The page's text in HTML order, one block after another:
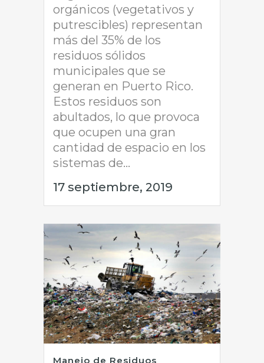
orgánicos (vegetativos y
putrescibles) representan
más del 35% de los
residuos sólidos
municipales que se
generan en Puerto Rico.
Estos residuos son
abultados, lo que provoca
que ocupen una gran
cantidad de espacio en los
sistemas de...
17 septiembre, 2019
Manejo de Residuos